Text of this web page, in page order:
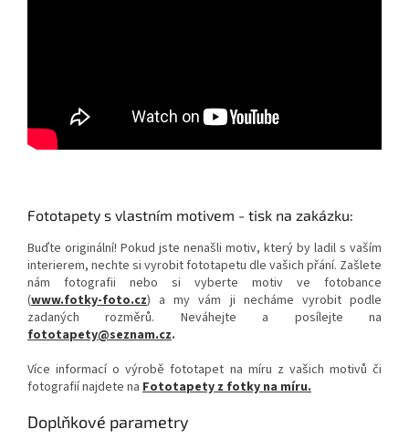
Fototapety s vlastním motivem - tisk na zakázku:
Buďte originální! Pokud jste nenašli motiv, který by ladil s vaším
interierem, nechte si vyrobit fototapetu dle vašich přání. Zašlete
nám fotografii nebo si vyberte motiv ve fotobance
(www.fotky-foto.cz) a my vám ji necháme vyrobit podle
zadaných rozměrů. Neváhejte a posílejte na
fototapety@seznam.cz.
Více informací o výrobě fototapet na míru z vašich motivů či
fotografií najdete na Fototapety z fotky na míru.
Doplňkové parametry